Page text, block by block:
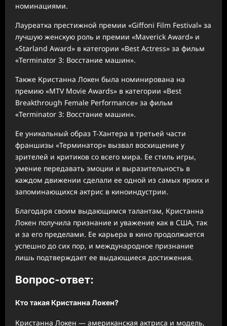
номинациями.
Лауреатка престижной премии «Giffoni Film Festival» за
лучшую женскую роль и премии «Maverick Award» и
«Starland Award» в категории «Best Actress» за фильм
«Terminator 3: Восстание машин».
Также Кристанна Локен была номинирована на
премию «MTV Movie Awards» в категории «Best
Breakthrough Female Performance» за фильм
«Terminator 3: Восстание машин».
Ее уникальный образ Т-Хантера в третьей части
франшизы «Терминатор» вызвал восхищение у
зрителей и критиков со всего мира. Ее стиль игры,
умение передавать эмоции и выразительность в
каждом движении сделали ее одной из самых ярких и
запоминающихся актрис в киноиндустрии.
Благодаря своим выдающимся талантам, Кристанна
Локен получила признание и уважение как в США, так
и за его пределами. Ее карьера в кино продолжается
успешно до сих пор, и международное признание
лишь подтверждает ее выдающиеся достижения.
Вопрос-ответ:
Кто такая Кристанна Локен?
Кристанна Локен — американская актриса и модель,